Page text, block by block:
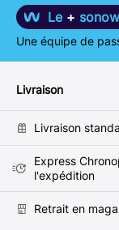
Le +
Une équipe de
Livraison
Livraison
Express
l'expédition
Retrait en